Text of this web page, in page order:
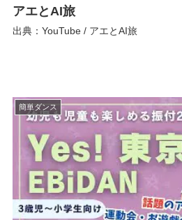
アエとAI旅
出典：YouTube / アエとAI旅
簡単ダンス